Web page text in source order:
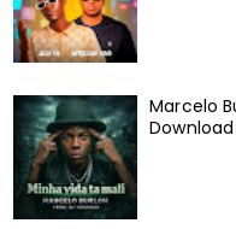
Marcelo